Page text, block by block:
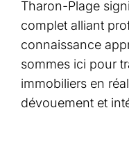
Tharon-Plage
complet alliant
connaissance
sommes ici pour
immobiliers en
dévouement et